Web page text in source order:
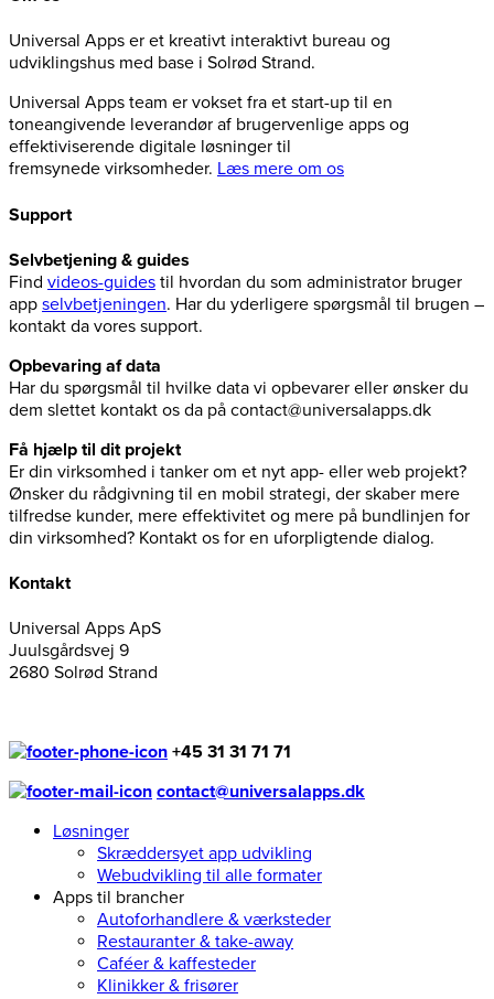
Universal Apps er et kreativt interaktivt bureau og
udviklingshus med base i Solrød Strand.
Universal Apps team er vokset fra et start-up til en
toneangivende leverandør af brugervenlige apps og
effektiviserende digitale løsninger til
fremsynede virksomheder. Læs mere om os
Support
Selvbetjening & guides
Find videos-guides til hvordan du som administrator bruger
app selvbetjeningen. Har du yderligere spørgsmål til brugen –
kontakt da vores support.
Opbevaring af data
Har du spørgsmål til hvilke data vi opbevarer eller ønsker du
dem slettet kontakt os da på contact@universalapps.dk
Få hjælp til dit projekt
Er din virksomhed i tanker om et nyt app- eller web projekt?
Ønsker du rådgivning til en mobil strategi, der skaber mere
tilfredse kunder, mere effektivitet og mere på bundlinjen for
din virksomhed? Kontakt os for en uforpligtende dialog.
Kontakt
Universal Apps ApS
Juulsgårdsvej 9
2680 Solrød Strand
+45 31 31 71 71
contact@universalapps.dk
Løsninger
Skræddersyet app udvikling
Webudvikling til alle formater
Apps til brancher
Autoforhandlere & værksteder
Restauranter & take-away
Caféer & kaffesteder
Klinikker & frisører